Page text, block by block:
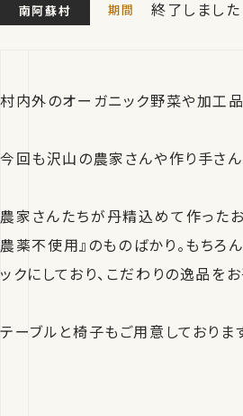
南阿蘇村 終了しました
村内外のオーガニック野菜や加工品
今回も沢山の農家さんや作り手さん
農家さんたちが丹精込めて作った
農薬不使用』のものばかり。もち
ックにしており、こだわりの逸品を
テーブルと椅子もご用意しておりま